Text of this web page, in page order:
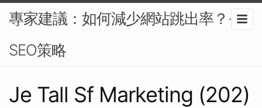
專家建議：如何減少網站跳出率？-
SEO策略
Je Tall Sf Marketing (202)